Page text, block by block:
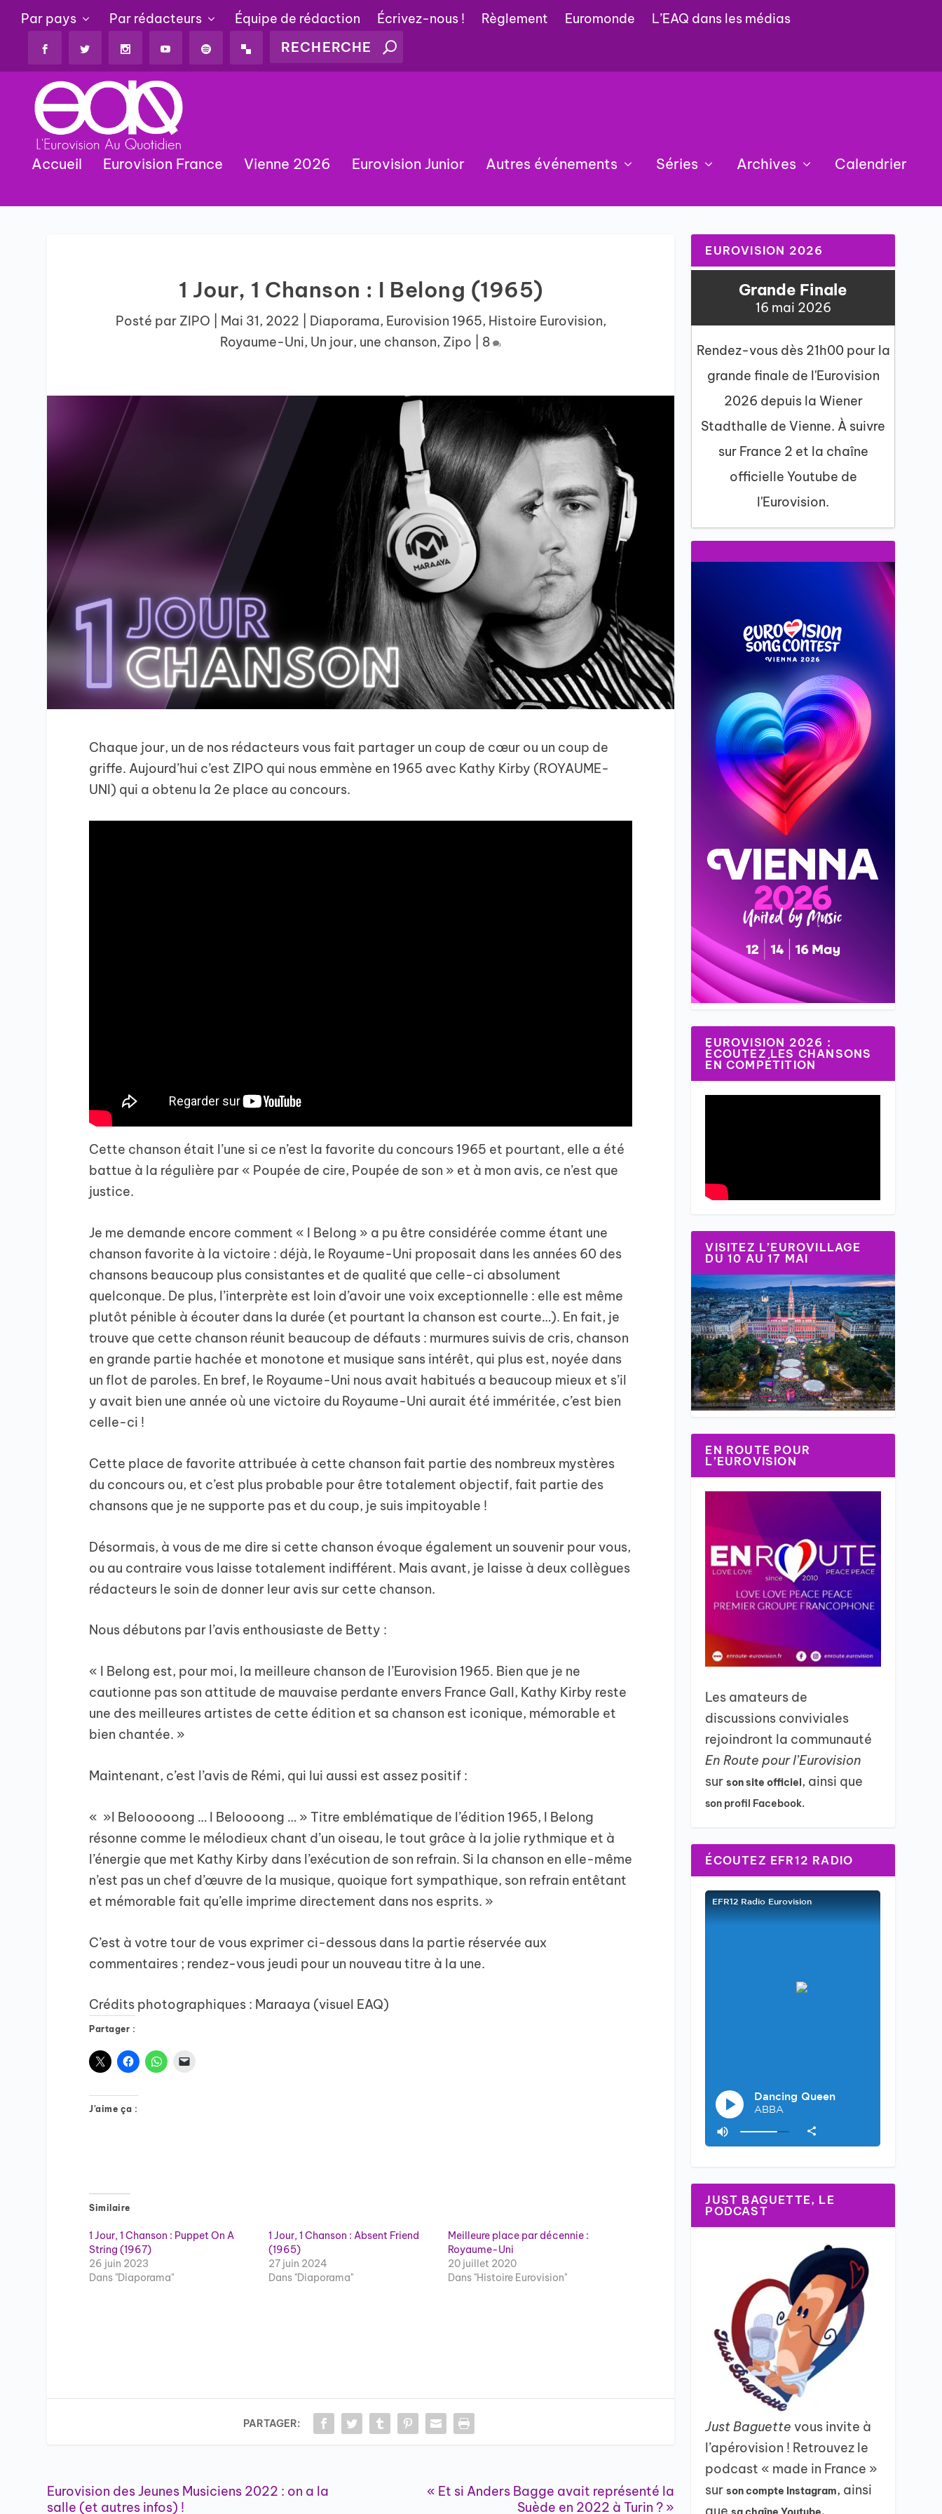
Par pays Par rédacteurs Équipe de rédaction Écrivez-nous ! Règlement Euromonde L’EAQ dans les médias
Accueil Eurovision France Vienne 2026 Eurovision Junior Autres événements Séries Archives Calendrier
1 Jour, 1 Chanson : I Belong (1965)
Posté par ZIPO Mai 31, 2022 Diaporama, Eurovision 1965, Histoire Eurovision,
Royaume-Uni, Un jour, une chanson, Zipo 8
Chaque jour, un de nos rédacteurs vous fait partager un coup de cœur ou un coup de
griffe. Aujourd’hui c’est ZIPO qui nous emmène en 1965 avec Kathy Kirby (ROYAUME-
UNI) qui a obtenu la 2e place au concours.
Cette chanson était l’une si ce n’est la favorite du concours 1965 et pourtant, elle a été
battue à la régulière par « Poupée de cire, Poupée de son » et à mon avis, ce n’est que
justice.
Je me demande encore comment « I Belong » a pu être considérée comme étant une
chanson favorite à la victoire : déjà, le Royaume-Uni proposait dans les années 60 des
chansons beaucoup plus consistantes et de qualité que celle-ci absolument
quelconque. De plus, l’interprète est loin d’avoir une voix exceptionnelle : elle est même
plutôt pénible à écouter dans la durée (et pourtant la chanson est courte…). En fait, je
trouve que cette chanson réunit beaucoup de défauts : murmures suivis de cris, chanson
en grande partie hachée et monotone et musique sans intérêt, qui plus est, noyée dans
un flot de paroles. En bref, le Royaume-Uni nous avait habitués a beaucoup mieux et s’il
y avait bien une année où une victoire du Royaume-Uni aurait été imméritée, c’est bien
celle-ci !
Cette place de favorite attribuée à cette chanson fait partie des nombreux mystères
du concours ou, et c’est plus probable pour être totalement objectif, fait partie des
chansons que je ne supporte pas et du coup, je suis impitoyable !
Désormais, à vous de me dire si cette chanson évoque également un souvenir pour vous,
ou au contraire vous laisse totalement indifférent. Mais avant, je laisse à deux collègues
rédacteurs le soin de donner leur avis sur cette chanson.
Nous débutons par l’avis enthousiaste de Betty :
« I Belong est, pour moi, la meilleure chanson de l’Eurovision 1965. Bien que je ne
cautionne pas son attitude de mauvaise perdante envers France Gall, Kathy Kirby reste
une des meilleures artistes de cette édition et sa chanson est iconique, mémorable et
bien chantée. »
Maintenant, c’est l’avis de Rémi, qui lui aussi est assez positif :
« »I Belooooong … I Beloooong … » Titre emblématique de l’édition 1965, I Belong
résonne comme le mélodieux chant d’un oiseau, le tout grâce à la jolie rythmique et à
l’énergie que met Kathy Kirby dans l’exécution de son refrain. Si la chanson en elle-même
n’est pas un chef d’œuvre de la musique, quoique fort sympathique, son refrain entêtant
et mémorable fait qu’elle imprime directement dans nos esprits. »
C’est à votre tour de vous exprimer ci-dessous dans la partie réservée aux
commentaires ; rendez-vous jeudi pour un nouveau titre à la une.
Crédits photographiques : Maraaya (visuel EAQ)
Partager :
J’aime ça :
Similaire
1 Jour, 1 Chanson : Puppet On A
String (1967)
26 juin 2023
Dans "Diaporama"
1 Jour, 1 Chanson : Absent Friend
(1965)
27 juin 2024
Dans "Diaporama"
Meilleure place par décennie :
Royaume-Uni
20 juillet 2020
Dans "Histoire Eurovision"
PARTAGER:
Eurovision des Jeunes Musiciens 2022 : on a la
salle (et autres infos) !
« Et si Anders Bagge avait représenté la
Suède en 2022 à Turin ? »
EUROVISION 2026
Grande Finale
16 mai 2026
Rendez-vous dès 21h00 pour la
grande finale de l'Eurovision
2026 depuis la Wiener
Stadthalle de Vienne. À suivre
sur France 2 et la chaîne
officielle Youtube de
l'Eurovision.
EUROVISION 2026 :
ÉCOUTEZ LES CHANSONS
EN COMPÉTITION
VISITEZ L’EUROVILLAGE
DU 10 AU 17 MAI
EN ROUTE POUR
L’EUROVISION
Les amateurs de
discussions conviviales
rejoindront la communauté
En Route pour l’Eurovision
surson site officiel, ainsi que
son profil Facebook.
ÉCOUTEZ EFR12 RADIO
JUST BAGUETTE, LE
PODCAST
Just Baguettevous invite à
l’apérovision ! Retrouvez le
podcast « made in France »
surson compte Instagram, ainsi